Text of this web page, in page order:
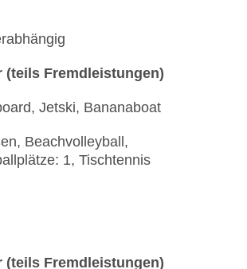
(teils Fremdleistungen)
Jetski, Bananaboat
Beachvolleyball,
1, Tischtennis
(teils Fremdleistungen)